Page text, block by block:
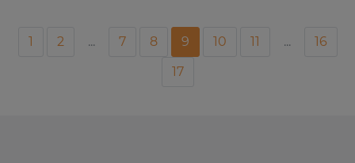
1 2 ... 7 8 9 10 11 ...
16
17